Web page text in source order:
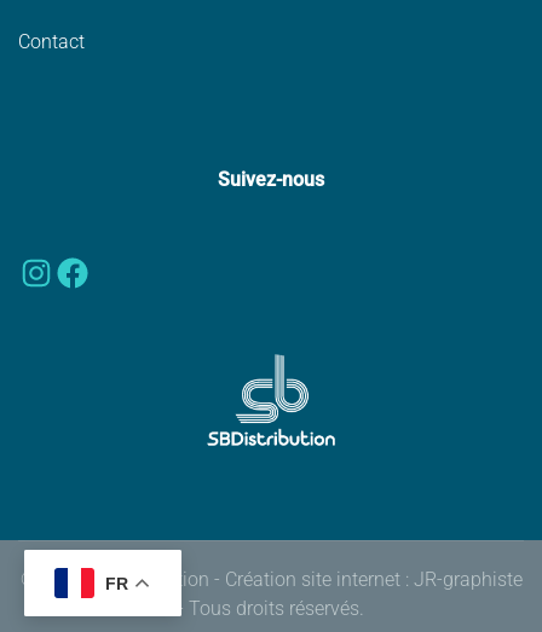
Contact
Suivez-nous
Instagram
Facebook
© 2026 SBdistribution - Création site internet : JR-graphiste
- Tous droits réservés.
FR